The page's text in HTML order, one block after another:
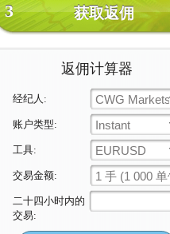
3 获取返佣
返佣计算器
经纪人: CWG Markets
账户类型: Instant
工具: EURUSD
交易金额: 1 手 (1 000 单
二十四小时内的
交易: